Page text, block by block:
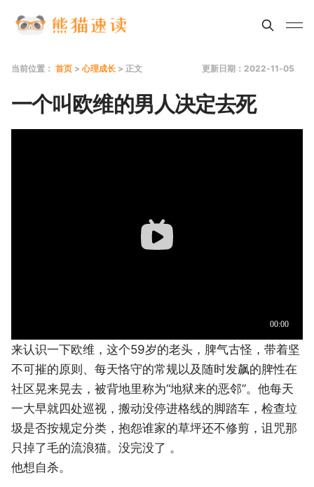
当前位置： 首页 >心理成长 > 正文 更新日期：2022-11-05
一个叫欧维的男人决定去死
来认识一下欧维，这个59岁的老头，脾气古怪，带着坚
不可摧的原则、每天恪守的常规以及随时发飙的脾性在
社区晃来晃去，被背地里称为“地狱来的恶邻”。他每天
一大早就四处巡视，搬动没停进格线的脚踏车，检查垃
圾是否按规定分类，抱怨谁家的草坪还不修剪，诅咒那
只掉了毛的流浪猫。没完没了 。
他想自杀。